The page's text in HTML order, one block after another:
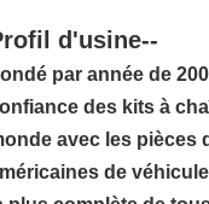
d'usine--
par année de
des kits à
avec les pièces
de